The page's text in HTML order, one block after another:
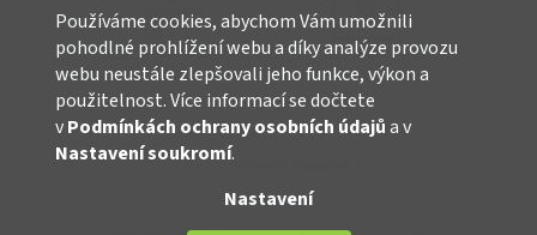
Používáme cookies, abychom Vám umožnili
pohodlné prohlížení webu a díky analýze provozu
webu neustále zlepšovali jeho funkce, výkon a
použitelnost. Více informací se dočtete
vPodmínkách ochrany osobních údajůa v
Nastavení soukromí.
Nastavení
Vytvořil Shoptet